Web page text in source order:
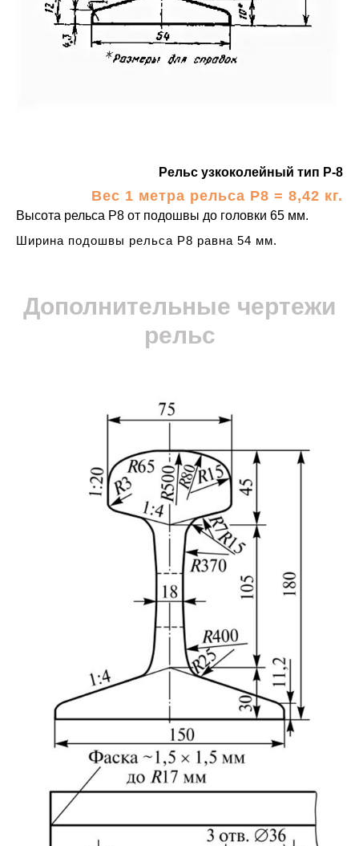
Рельс узкоколейный тип Р-8
Вес 1 метра рельса Р8 = 8,42 кг.
Высота рельса Р8 от подошвы до головки 65 мм.
Ширина подошвы рельса Р8 равна 54 мм.
Дополнительные чертежи
рельс